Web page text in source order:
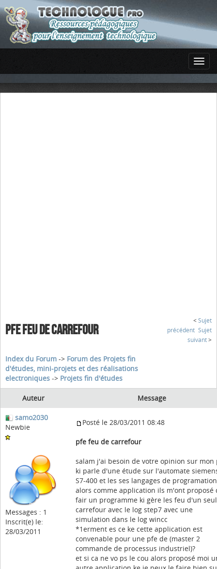
PFE FEU DE CARREFOUR
< Sujet
précédent Sujet
suivant >
Index du Forum -> Forum des Projets fin
d'études, mini-projets et des réalisations
electroniques -> Projets fin d'études
Auteur Message
samo2030
Newbie
Messages : 1
Inscrit(e) le:
28/03/2011
Posté le 28/03/2011 08:48
pfe feu de carrefour
salam j'ai besoin de votre opinion sur mon
ki parle d'une étude sur l'automate
S7-400 et les ses langages de programation
alors comme application ils m'ont proposé
fair un programme ki gère les feu d'un seul
carrefour avec le log step7 avec une
simulation dans le log wincc
*1erment es ce ke cette application est
convenable pour une pfe de (master 2
commande de processus industriel)?
et si ca ne vo ps le cou alors proposé moi